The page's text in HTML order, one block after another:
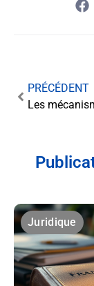
PRÉCÉDENT
Juridique